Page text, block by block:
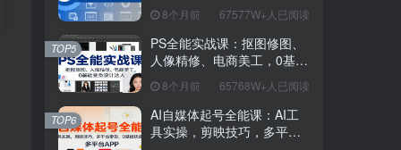
薪15K+岗位
8个月前 67577W+人已阅读
PS全能实战课：抠图修图、
人像精修、电商美工，0基础
8个月前 65768W+人已阅读
TOP5
AI自媒体起号全能课：AI工
具实操，剪映技巧，多平台
TOP6